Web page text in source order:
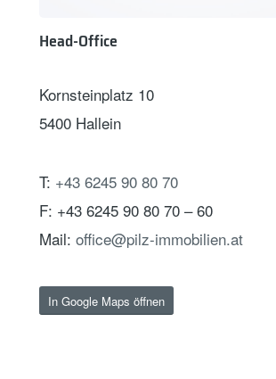
Head-Office
Kornsteinplatz 10
5400 Hallein
T: +43 6245 90 80 70
F: +43 6245 90 80 70 – 60
Mail: office@pilz-immobilien.at
In Google Maps öffnen